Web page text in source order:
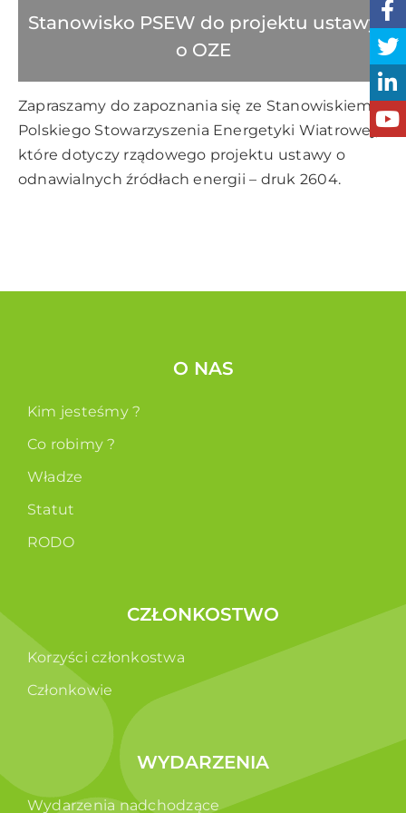
Stanowisko PSEW do projektu ustawy
o OZE
Zapraszamy do zapoznania się ze Stanowiskiem
Polskiego Stowarzyszenia Energetyki Wiatrowej ,
które dotyczy rządowego projektu ustawy o
odnawialnych źródłach energii – druk 2604.
O NAS
Kim jesteśmy ?
Co robimy ?
Władze
Statut
RODO
CZŁONKOSTWO
Korzyści członkostwa
Członkowie
WYDARZENIA
Wydarzenia nadchodzące